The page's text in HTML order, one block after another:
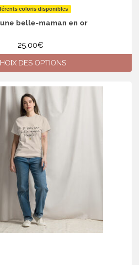
coloris disponibles
belle-maman en or
25,00€
DES OPTIONS
produit
a
plusieurs
variations.
Les
options
peuvent
être
choisies
sur
la
page
du
produit